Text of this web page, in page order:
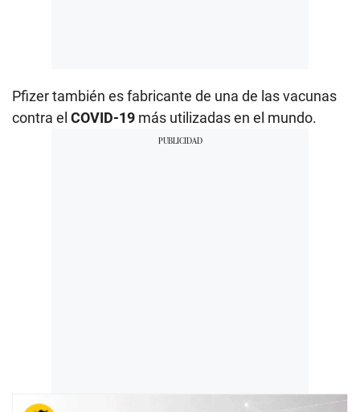
Pfizer también es fabricante de una de las vacunas
contra el COVID-19 más utilizadas en el mundo.